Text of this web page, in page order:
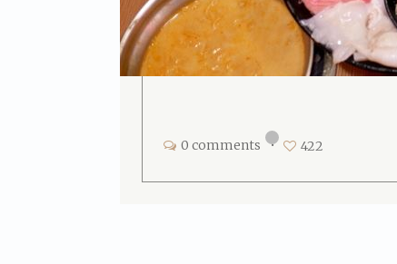
0 comments • 422